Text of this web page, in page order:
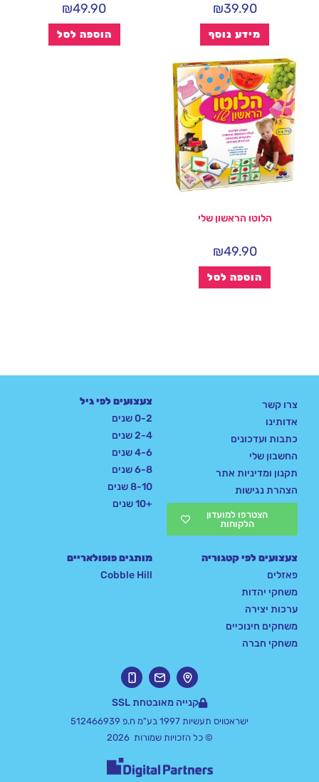
₪39.90
מידע נוסף
₪49.90
הוספה לסל
הלוטו הראשון שלי
₪49.90
הוספה לסל
צרו קשר
אדותינו
כתבות ועדכונים
החשבון שלי
תקנון ומדיניות אתר
הצהרת נגישות
הצטרפו למועדון
הלקוחות
צעצועים לפי גיל
0-2 שנים
2-4 שנים
4-6 שנים
6-8 שנים
8-10 שנים
+10 שנים
צעצועים לפי קטגוריה
פאזלים
משחקי יהדות
ערכות יצירה
משחקים חינוכיים
משחקי חברה
מותגים פופולאריים
Cobble Hill
קנייה מאובטחת SSL
ישראטויס תעשיות 1997 בע"מ ח.פ 512466939
© כל הזכויות שמורות 2026